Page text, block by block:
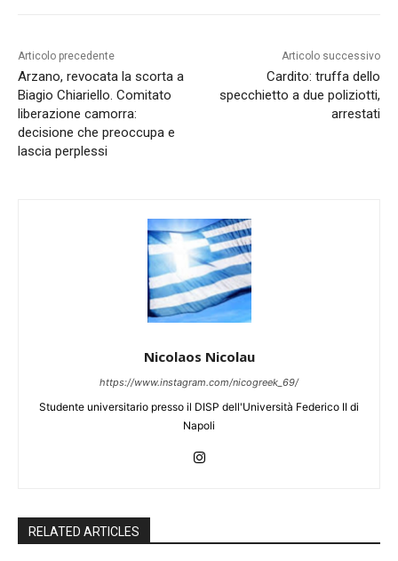
Articolo precedente
Arzano, revocata la scorta a
Biagio Chiariello. Comitato
liberazione camorra:
decisione che preoccupa e
lascia perplessi
Articolo successivo
Cardito: truffa dello
specchietto a due poliziotti,
arrestati
Nicolaos Nicolau
https://www.instagram.com/nicogreek_69/
Studente universitario presso il DISP dell'Università Federico II di
Napoli
RELATED ARTICLES